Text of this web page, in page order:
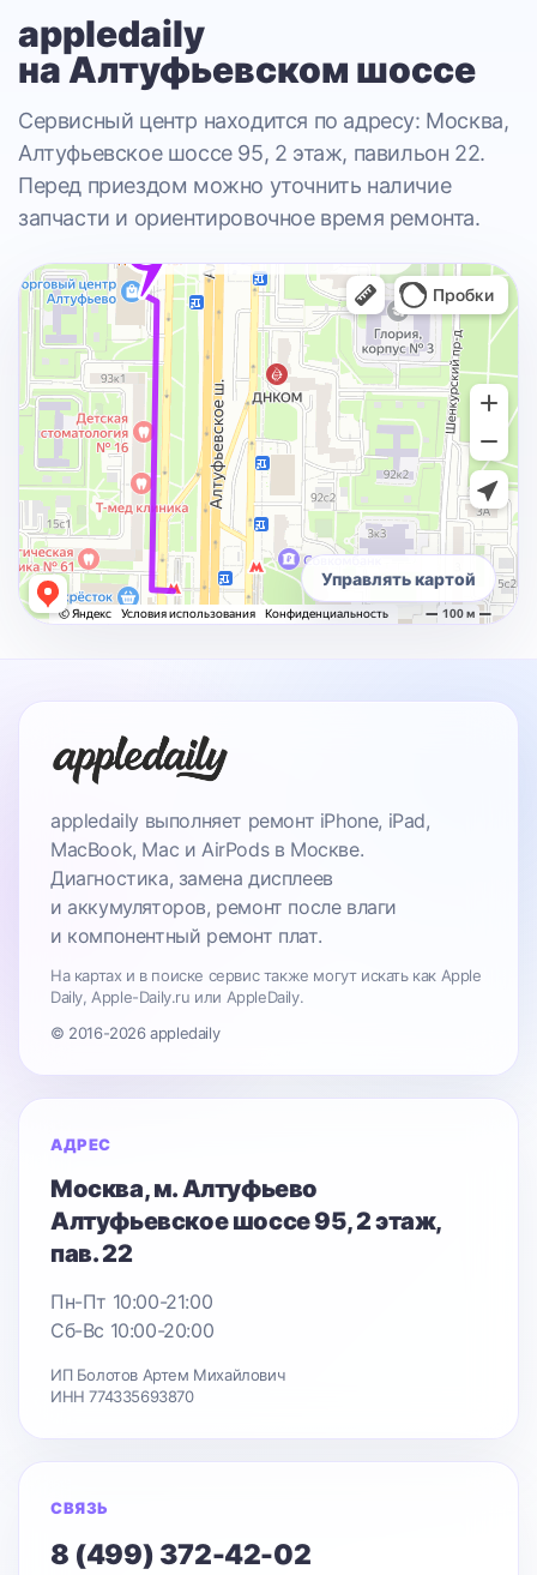
appledaily
на Алтуфьевском шоссе
Сервисный центр находится по адресу: Москва,
Алтуфьевское шоссе 95, 2 этаж, павильон 22.
Перед приездом можно уточнить наличие
запчасти и ориентировочное время ремонта.
Управлять картой
appledaily выполняет ремонт iPhone, iPad,
MacBook, Mac и AirPods в Москве.
Диагностика, замена дисплеев
и аккумуляторов, ремонт после влаги
и компонентный ремонт плат.
На картах и в поиске сервис также могут искать как Apple
Daily, Apple-Daily.ru или AppleDaily.
© 2016-2026 appledaily
АДРЕС
Москва, м. Алтуфьево
Алтуфьевское шоссе 95, 2 этаж,
пав. 22
Пн-Пт 10:00-21:00
Сб-Вс 10:00-20:00
ИП Болотов Артем Михайлович
ИНН 774335693870
СВЯЗЬ
8 (499) 372-42-02